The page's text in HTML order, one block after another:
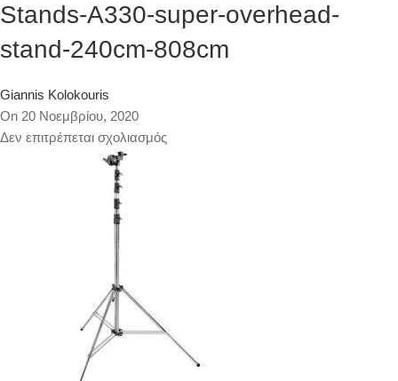
Stands-Α330-super-overhead-
stand-240cm-808cm
Giannis Kolokouris
On 20 Νοεμβρίου, 2020
Δεν επιτρέπεται σχολιασμός